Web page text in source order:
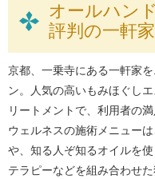
オールハン
評判の一軒
京都、一乗寺にある一軒家
ン。人気の高いもみほぐし
リートメントで、利用者の
ウェルネスの施術メニュー
や、知る人ぞ知るオイルを
テラピーなどを組み合わせ